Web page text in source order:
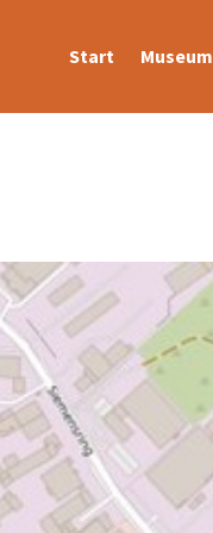
Start Museum